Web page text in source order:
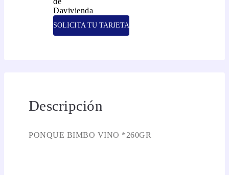
SOLICITA TU TARJETA
Descripción
PONQUE BIMBO VINO *260GR